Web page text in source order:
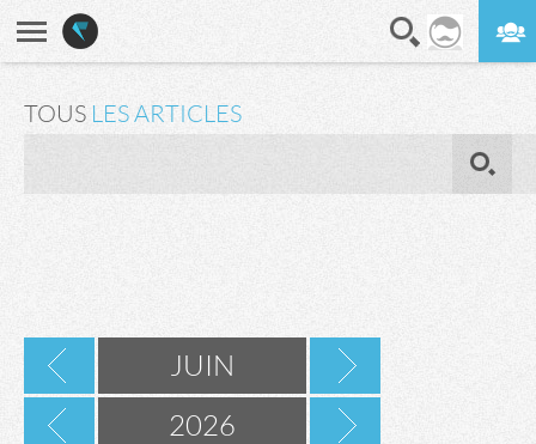
TOUS LES ARTICLES
JUIN
2026